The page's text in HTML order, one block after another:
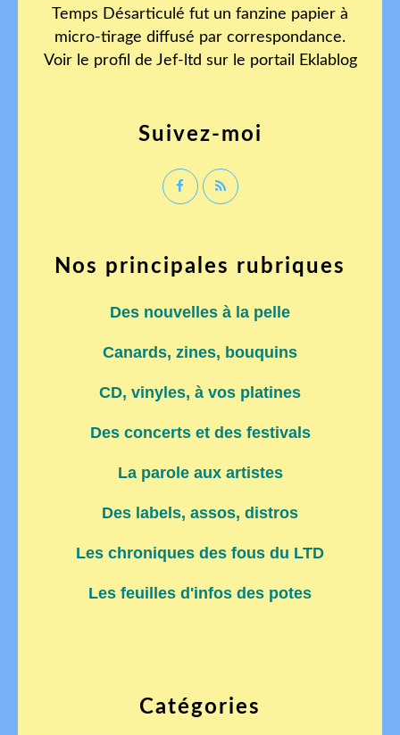
Catégories
Temps Désarticulé fut un fanzine papier à
micro-tirage diffusé par correspondance.
Voir le profil de Jef-ltd sur le portail Eklablog
Suivez-moi
Nos principales rubriques
Des nouvelles à la pelle
Canards, zines, bouquins
CD, vinyles, à vos platines
Des concerts et des festivals
La parole aux artistes
Des labels, assos, distros
Les chroniques des fous du LTD
Les feuilles d'infos des potes